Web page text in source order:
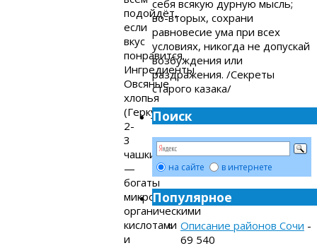
подойдёт,
если
вкус
понравится.
Ингредиенты
Овсяные
хлопья
(Геркулес,
2-
3
чашки)
—
богаты
микроэлементами,
органическими
кислотами
и
себя всякую дурную мысль;
во-вторых, сохрани
равновесие ума при всех
условиях, никогда не допускай
возбуждения или
раздражения. /Секреты
старого казака/
Поиск
на сайте в интернете
Популярное
Описание районов Сочи -
69 540